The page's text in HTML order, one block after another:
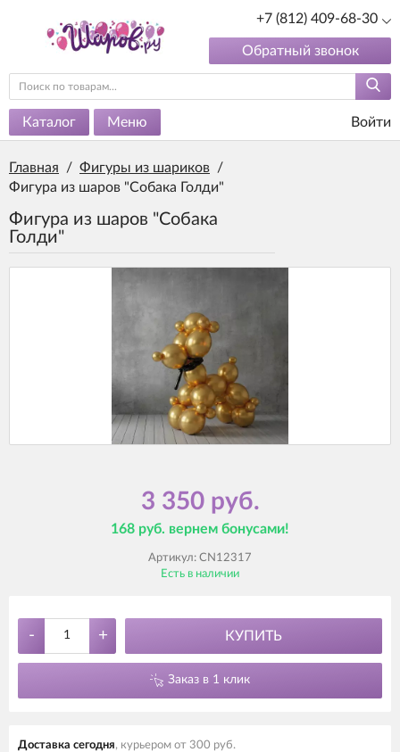
+7 (812) 409-68-30
Обратный звонок
Каталог Меню Войти
Главная / Фигуры из шариков /
Фигура из шаров "Собака Голди"
Фигура из шаров "Собака
Голди"
3 350 руб.
168 руб. вернем бонусами!
Артикул: CN12317
Есть в наличии
- + КУПИТЬ
Заказ в 1 клик
Доставка cегодня, курьером от 300 руб.